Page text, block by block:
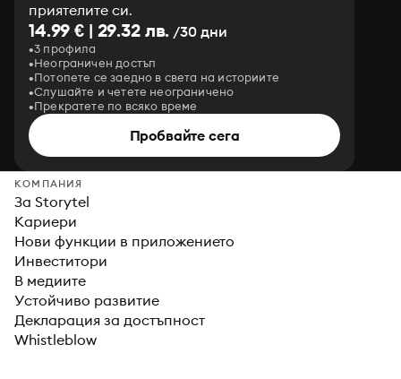
приятелите си.
14.99 € | 29.32 лв. /30 дни
3 профила
Неограничен достъп
Потопете се заедно в света на историите
Слушайте и четете неограничено
Прекратете по всяко време
Пробвайте сега
КОМПАНИЯ
За Storytel
Кариери
Нови функции в приложението
Инвеститори
В медиите
Устойчиво развитие
Декларация за достъпност
Whistleblow